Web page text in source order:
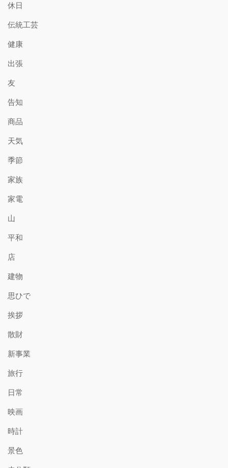
休日
伝統工芸
健康
出張
友
告知
商品
天気
季節
家族
家電
山
平和
店
建物
思ひで
挨拶
散財
新事業
旅行
日常
映画
時計
景色